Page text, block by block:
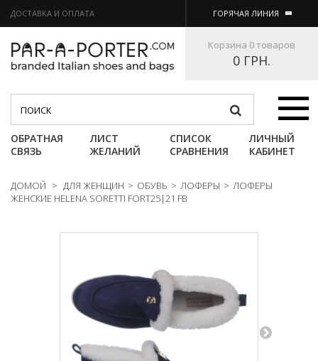
ДОСТАВКА И ОПЛАТА ГОРЯЧАЯ ЛИНИЯ
Корзина 0 товаров
0 ГРН.
Категории
ОБРАТНАЯ
СВЯЗЬ
ЛИСТ
ЖЕЛАНИЙ
СПИСОК
СРАВНЕНИЯ
ЛИЧНЫЙ
КАБИНЕТ
ДОМОЙ > ДЛЯ ЖЕНЩИН > ОБУВЬ > ЛОФЕРЫ > ЛОФЕРЫ
ЖЕНСКИЕ HELENA SORETTI FORT25|21 FB